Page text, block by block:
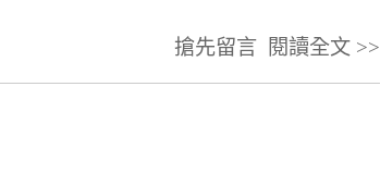
閱讀全文 >>
搶先留言